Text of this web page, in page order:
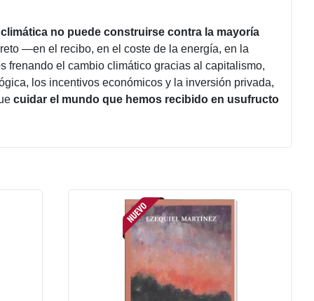
climática no puede construirse contra la mayoría
―en el recibo, en el coste de la energía, en la
el cambio climático gracias al capitalismo,
los incentivos económicos y la inversión privada,
cuidar el mundo que hemos recibido en usufructo